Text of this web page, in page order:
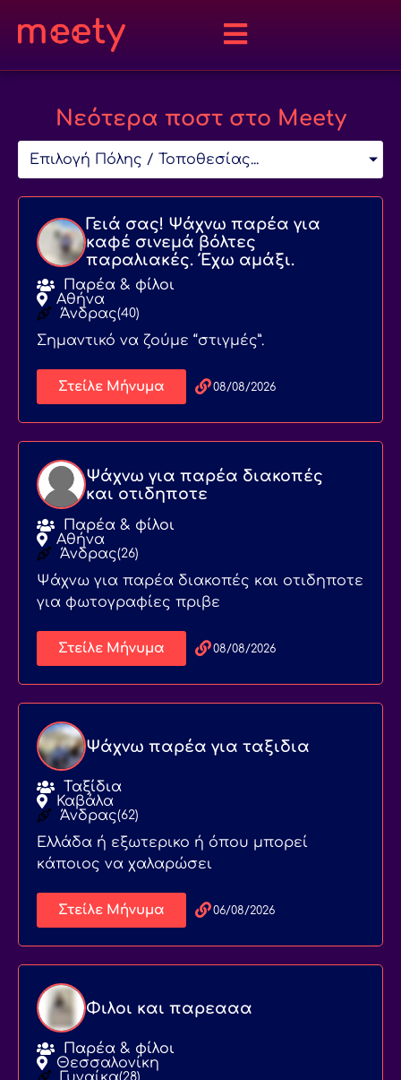
Νεότερα ποστ στο Meety
Επιλογή Πόλης / Τοποθεσίας...
Γειά σας! Ψάχνω παρέα για
καφέ σινεμά βόλτες
παραλιακές. Έχω αμάξι.
Παρέα & φίλοι
Αθήνα
Άνδρας(40)
Σημαντικό να ζούμε “στιγμές”.
Στείλε Μήνυμα 08/08/2026
Ψάχνω για παρέα διακοπές
και οτιδηποτε
Παρέα & φίλοι
Αθήνα
Άνδρας(26)
Ψάχνω για παρέα διακοπές και οτιδηποτε
για φωτογραφίες πριβε
Στείλε Μήνυμα 08/08/2026
Ψάχνω παρέα για ταξιδια
Ταξίδια
Καβάλα
Άνδρας(62)
Ελλάδα ή εξωτερικο ή όπου μπορεί
κάποιος να χαλαρώσει
Στείλε Μήνυμα 06/08/2026
Φιλοι και παρεααα
Παρέα & φίλοι
Θεσσαλονίκη
(28)